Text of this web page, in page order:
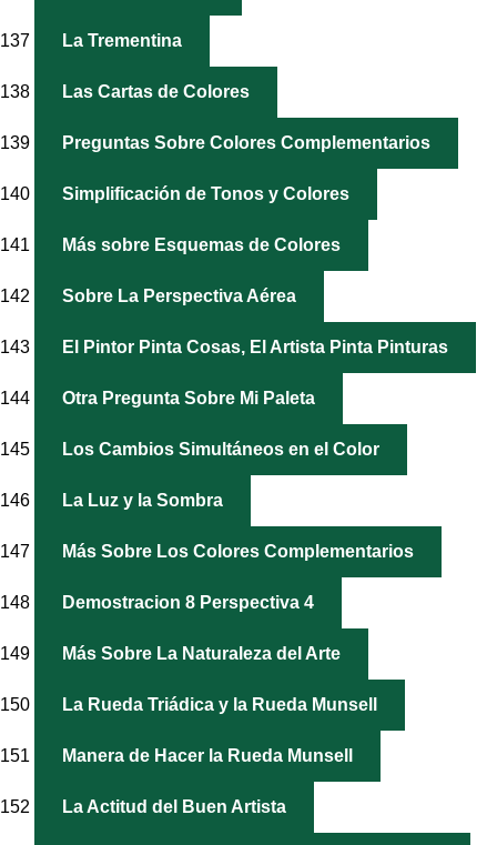
137 La Trementina
138 Las Cartas de Colores
139 Preguntas Sobre Colores Complementarios
140 Simplificación de Tonos y Colores
141 Más sobre Esquemas de Colores
142 Sobre La Perspectiva Aérea
143 El Pintor Pinta Cosas, El Artista Pinta Pinturas
144 Otra Pregunta Sobre Mi Paleta
145 Los Cambios Simultáneos en el Color
146 La Luz y la Sombra
147 Más Sobre Los Colores Complementarios
148 Demostracion 8 Perspectiva 4
149 Más Sobre La Naturaleza del Arte
150 La Rueda Triádica y la Rueda Munsell
151 Manera de Hacer la Rueda Munsell
152 La Actitud del Buen Artista